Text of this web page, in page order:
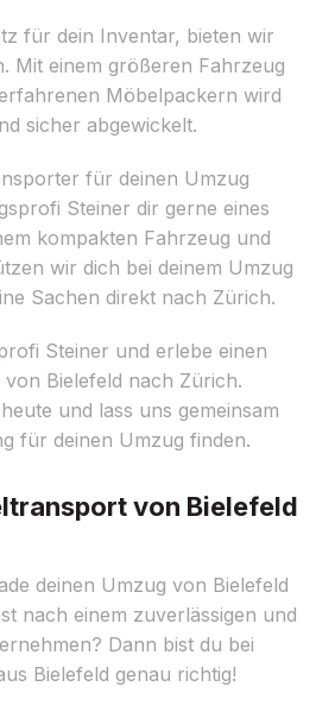
für dein Inventar, bieten wir
Mit einem größeren Fahrzeug
Möbelpackern wird
sicher abgewickelt.
für deinen Umzug
Steiner dir gerne eines
kompakten Fahrzeug und
wir dich bei deinem Umzug
Sachen direkt nach Zürich.
Steiner und erlebe einen
Bielefeld nach Zürich.
und lass uns gemeinsam
für deinen Umzug finden.
von Bielefeld
deinen Umzug von Bielefeld
nach einem zuverlässigen und
Dann bist du bei
Bielefeld genau richtig!